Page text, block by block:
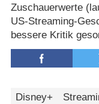
Zuschauerwerte
US-Streaming-
bessere Kritik
Disney+